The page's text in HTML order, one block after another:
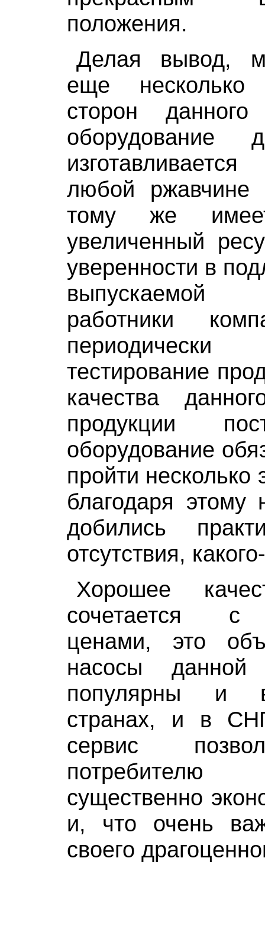
положения.
Делая вывод,
еще несколько
сторон
оборудование
любой ржавчине
тому же имеет
увеличенный
уверенности в
работники
тестирование
качества
продукции
оборудование
пройти несколько
благодаря этому
добились
отсутствия,
Хорошее
сочетается с
ценами, это
насосы
популярны и
странах, и в
сервис
существенно
и, что очень
своего